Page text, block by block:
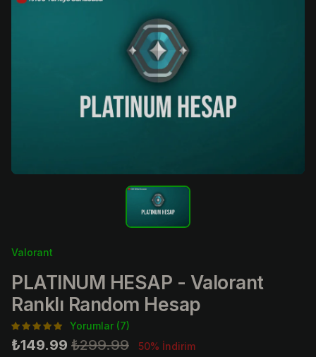
Valorant
PLATINUM HESAP - Valorant
Ranklı Random Hesap
Yorumlar (7)
₺149.99 ₺299.99 50% İndirim